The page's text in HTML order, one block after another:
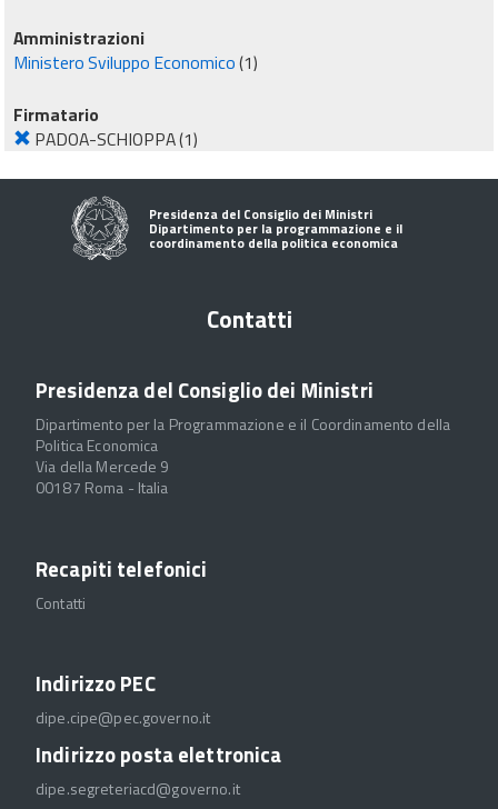
Amministrazioni
Ministero Sviluppo Economico(1)
Firmatario
PADOA-SCHIOPPA(1)
Presidenza del Consiglio dei Ministri
Dipartimento per la programmazione e il
coordinamento della politica economica
Contatti
Presidenza del Consiglio dei Ministri
Dipartimento per la Programmazione e il Coordinamento della
Politica Economica
Via della Mercede 9
00187 Roma - Italia
Recapiti telefonici
Contatti
Indirizzo PEC
dipe.cipe@pec.governo.it
Indirizzo posta elettronica
dipe.segreteriacd@governo.it